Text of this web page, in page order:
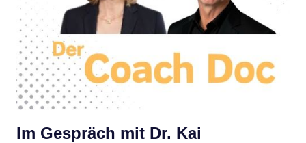
Im Gespräch mit Dr. Kai